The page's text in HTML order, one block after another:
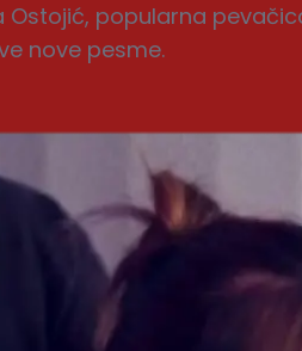
Ostojić, popularna
nove pesme.